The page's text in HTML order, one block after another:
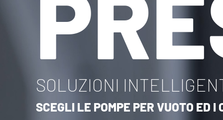
SOLUZIONI
SCEGLI LE POMPE PER VUOTO ED